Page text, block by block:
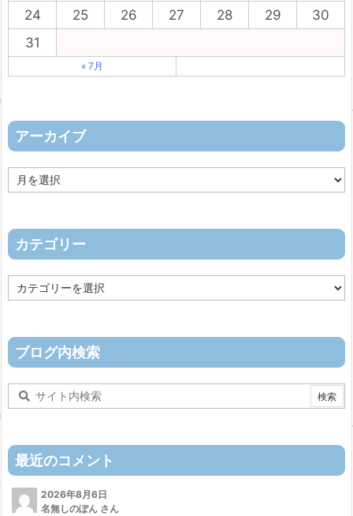
24
25 26 27 28 29
30
31
« 7月
アーカイブ
ー
ブ
カテゴリー
テ
ー
ブログ内検索
最近のコメント
2026年8月6日
名無しのぽん さん